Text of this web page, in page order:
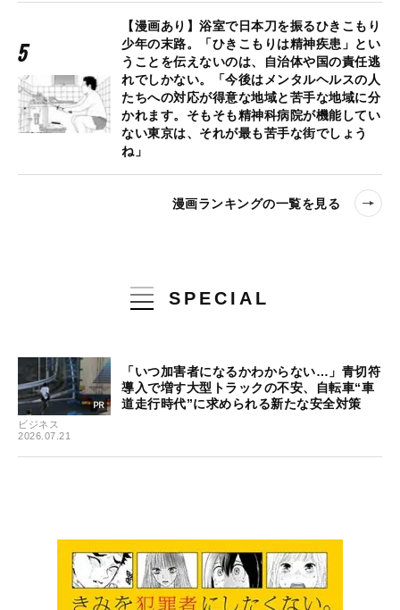
【漫画あり】浴室で日本刀を振るひきこもり
少年の末路。「ひきこもりは精神疾患」とい
うことを伝えないのは、自治体や国の責任逃
れでしかない。「今後はメンタルヘルスの人
たちへの対応が得意な地域と苦手な地域に分
かれます。そもそも精神科病院が機能してい
ない東京は、それが最も苦手な街でしょう
ね」
漫画ランキングの一覧を見る
SPECIAL
ビジネス
2026.07.21
「いつ加害者になるかわからない…」青切符
導入で増す大型トラックの不安、自転車“車
道走行時代”に求められる新たな安全対策